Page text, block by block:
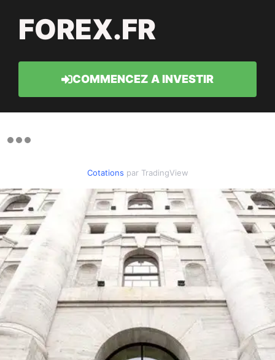
FOREX.FR
COMMENCEZ A INVESTIR
Cotations par TradingView